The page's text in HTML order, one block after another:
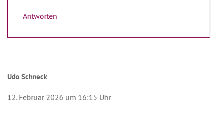
Antworten
Udo Schneck
12. Februar 2026 um 16:15 Uhr